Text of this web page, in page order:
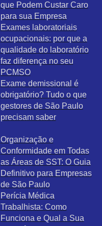
que Podem Custar Caro
para sua Empresa
Exames laboratoriais
ocupacionais: por que a
qualidade do laboratório
faz diferença no seu
PCMSO
Exame demissional é
obrigatório? Tudo o que
gestores de São Paulo
precisam saber
Organização e
Conformidade em Todas
as Áreas de SST: O Guia
Definitivo para Empresas
de São Paulo
Perícia Médica
Trabalhista: Como
Funciona e Qual a Sua